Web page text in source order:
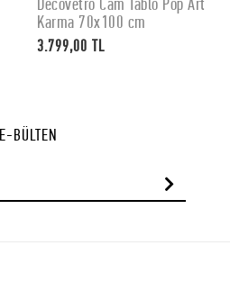
SEPETE EKLE
Decovetro Cam Tablo Pop Art
Karma 70x100 cm
3.799,00 TL
E-BÜLTEN